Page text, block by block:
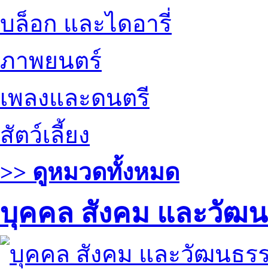
บล็อก และไดอารี่
ภาพยนตร์
เพลงและดนตรี
สัตว์เลี้ยง
>> ดูหมวดทั้งหมด
บุคคล สังคม และวัฒ